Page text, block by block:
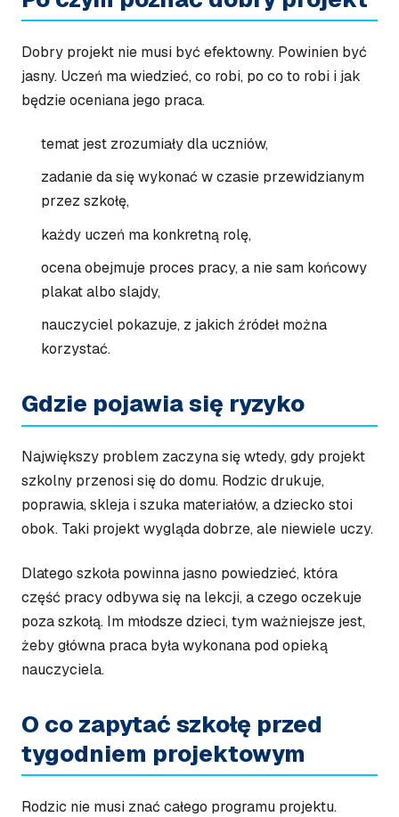
Dobry projekt nie musi być efektowny. Powinien być
jasny. Uczeń ma wiedzieć, co robi, po co to robi i jak
będzie oceniana jego praca.
temat jest zrozumiały dla uczniów,
zadanie da się wykonać w czasie przewidzianym
przez szkołę,
każdy uczeń ma konkretną rolę,
ocena obejmuje proces pracy, a nie sam końcowy
plakat albo slajdy,
nauczyciel pokazuje, z jakich źródeł można
korzystać.
Gdzie pojawia się ryzyko
Największy problem zaczyna się wtedy, gdy projekt
szkolny przenosi się do domu. Rodzic drukuje,
poprawia, skleja i szuka materiałów, a dziecko stoi
obok. Taki projekt wygląda dobrze, ale niewiele uczy.
Dlatego szkoła powinna jasno powiedzieć, która
część pracy odbywa się na lekcji, a czego oczekuje
poza szkołą. Im młodsze dzieci, tym ważniejsze jest,
żeby główna praca była wykonana pod opieką
nauczyciela.
O co zapytać szkołę przed
tygodniem projektowym
Rodzic nie musi znać całego programu projektu.